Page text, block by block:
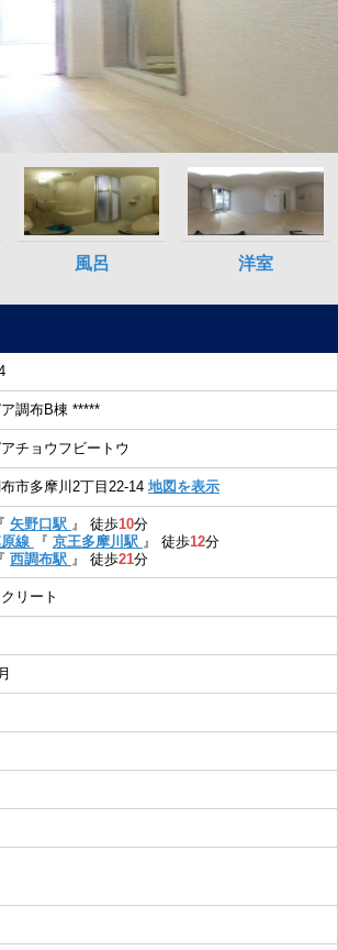
調布B棟 *****
チョウフビートウ
市多摩川2丁目22-14 地図を表示
『 矢野口駅 』 徒歩10分
線
『 京王多摩川駅 』 徒歩12分
『 西調布駅 』 徒歩21分
リート